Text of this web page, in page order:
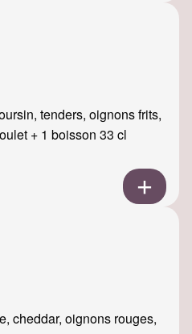
tenders, oignons frits,
+ 1 boisson 33 cl
cheddar, oignons rouges,